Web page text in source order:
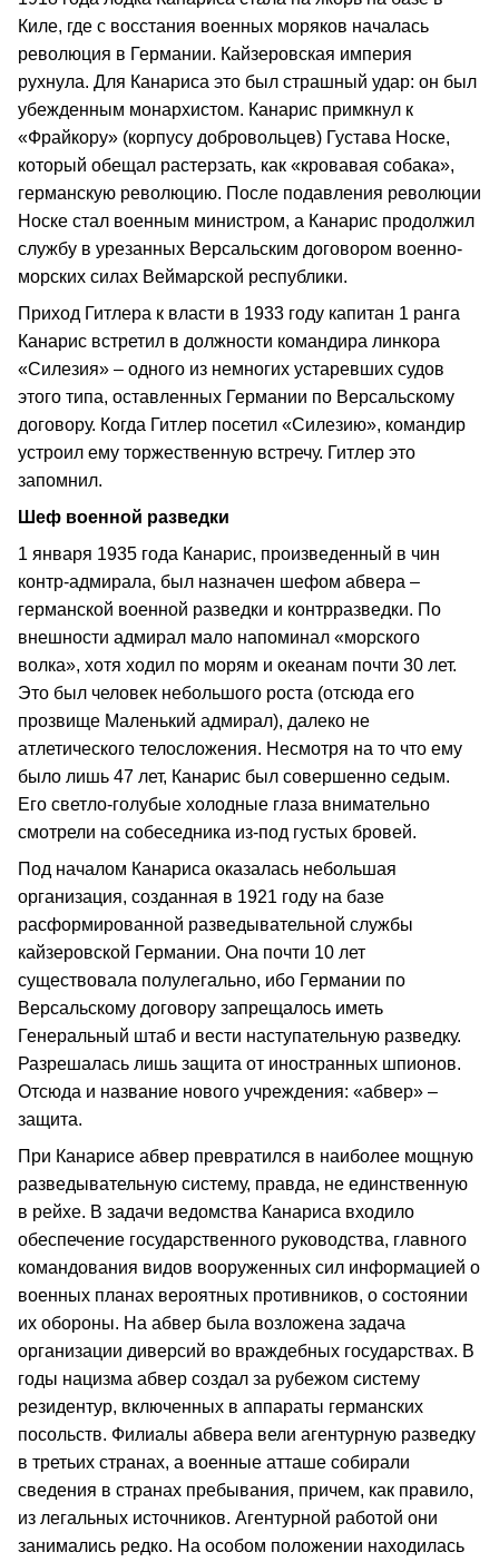
Киле, где с восстания военных моряков началась
революция в Германии. Кайзеровская империя
рухнула. Для Канариса это был страшный удар: он был
убежденным монархистом. Канарис примкнул к
«Фрайкору» (корпусу добровольцев) Густава Носке,
который обещал растерзать, как «кровавая собака»,
германскую революцию. После подавления революции
Носке стал военным министром, а Канарис продолжил
службу в урезанных Версальским договором военно-
морских силах Веймарской республики.
Приход Гитлера к власти в 1933 году капитан 1 ранга
Канарис встретил в должности командира линкора
«Силезия» – одного из немногих устаревших судов
этого типа, оставленных Германии по Версальскому
договору. Когда Гитлер посетил «Силезию», командир
устроил ему торжественную встречу. Гитлер это
запомнил.
Шеф военной разведки
1 января 1935 года Канарис, произведенный в чин
контр-адмирала, был назначен шефом абвера –
германской военной разведки и контрразведки. По
внешности адмирал мало напоминал «морского
волка», хотя ходил по морям и океанам почти 30 лет.
Это был человек небольшого роста (отсюда его
прозвище Маленький адмирал), далеко не
атлетического телосложения. Несмотря на то что ему
было лишь 47 лет, Канарис был совершенно седым.
Его светло-голубые холодные глаза внимательно
смотрели на собеседника из-под густых бровей.
Под началом Канариса оказалась небольшая
организация, созданная в 1921 году на базе
расформированной разведывательной службы
кайзеровской Германии. Она почти 10 лет
существовала полулегально, ибо Германии по
Версальскому договору запрещалось иметь
Генеральный штаб и вести наступательную разведку.
Разрешалась лишь защита от иностранных шпионов.
Отсюда и название нового учреждения: «абвер» –
защита.
При Канарисе абвер превратился в наиболее мощную
разведывательную систему, правда, не единственную
в рейхе. В задачи ведомства Канариса входило
обеспечение государственного руководства, главного
командования видов вооруженных сил информацией о
военных планах вероятных противников, о состоянии
их обороны. На абвер была возложена задача
организации диверсий во враждебных государствах. В
годы нацизма абвер создал за рубежом систему
резидентур, включенных в аппараты германских
посольств. Филиалы абвера вели агентурную разведку
в третьих странах, а военные атташе собирали
сведения в странах пребывания, причем, как правило,
из легальных источников. Агентурной работой они
занимались редко. На особом положении находилась